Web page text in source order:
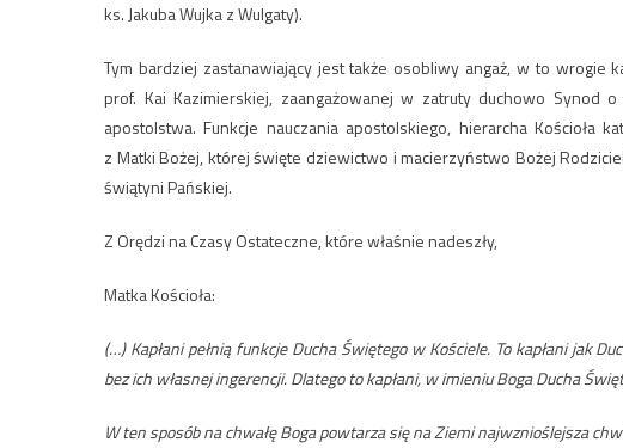
ks. Jakuba Wujka z Wulgaty).
Tym bardziej zastanawiający jest także osobliwy angaż, w to wrogie
prof. Kai Kazimierskiej, zaangażowanej w zatruty duchowo Synod
apostolstwa. Funkcje nauczania apostolskiego, hierarcha
z Matki Bożej, której święte dziewictwo i macierzyństwo Bożej
świątyni Pańskiej.
Z Orędzi na Czasy Ostateczne, które właśnie nadeszły,
Matka Kościoła:
(…) Kapłani pełnią funkcje Ducha Świętego w Kościele. To kapłani jak
bez ich własnej ingerencji. Dlatego to kapłani, w imieniu Boga Ducha
W ten sposób na chwałę Boga powtarza się na Ziemi najwznioślejsza